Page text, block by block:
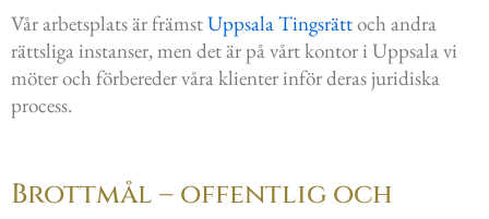
Vår arbetsplats är främstUppsala Tingsrättoch andra
rättsliga instanser, men det är på vårt kontor i Uppsala vi
möter och förbereder våra klienter inför deras juridiska
process.
Brottmål – offentlig och